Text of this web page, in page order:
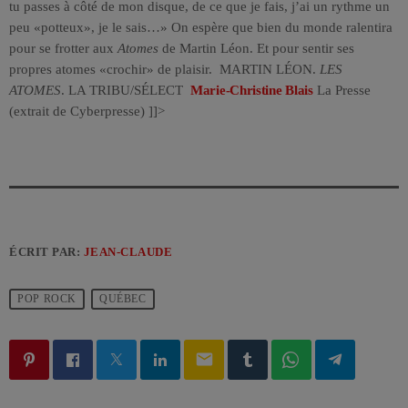
tu passes à côté de mon disque, de ce que je fais, j’ai un rythme un
peu «potteux», je le sais…» On espère que bien du monde ralentira
pour se frotter auxAtomes de Martin Léon. Et pour sentir ses
propres atomes «crochir» de plaisir. MARTIN LÉON. LES
ATOMES. LA TRIBU/SÉLECT Marie-Christine BlaisLa Presse
(extrait de Cyberpresse) ]]>
ÉCRIT PAR: JEAN-CLAUDE
POP ROCK QUÉBEC
email